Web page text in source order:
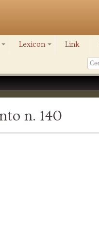
Lexicon Link
n. 140